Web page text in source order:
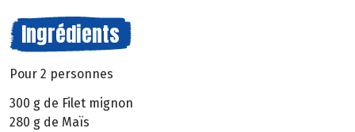
Ingrédients
Pour 2 personnes
300 g de Filet mignon
280 g de Maïs